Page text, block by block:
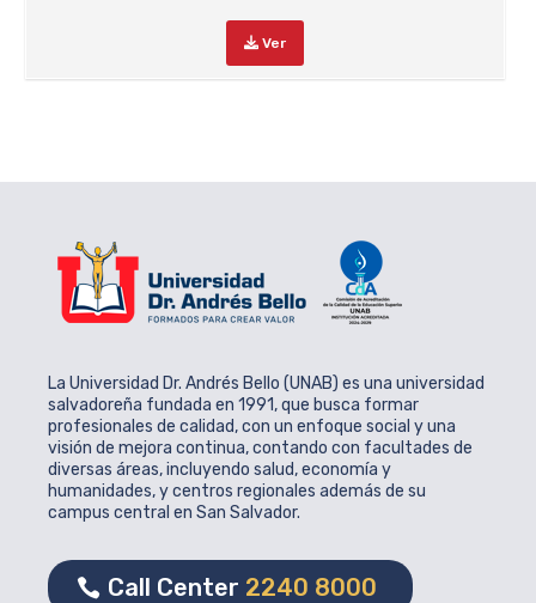
Ver
La Universidad Dr. Andrés Bello (UNAB) es una universidad
salvadoreña fundada en 1991, que busca formar
profesionales de calidad, con un enfoque social y una
visión de mejora continua, contando con facultades de
diversas áreas, incluyendo salud, economía y
humanidades, y centros regionales además de su
campus central en San Salvador.
Call Center 2240 8000